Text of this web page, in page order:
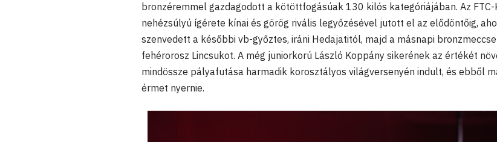
bronzéremmel gazdagodott a kötöttfogásúak 130 kilós kategóriájában. Az FTC-
nehézsúlyú ígérete kínai és görög rivális legyőzésével jutott el az elődöntőig,
szenvedett a későbbi vb-győztes, iráni Hedajatitól, majd a másnapi
fehérorosz Lincsukot. A még juniorkorú László Koppány sikerének az értékét
mindössze pályafutása harmadik korosztályos világversenyén indult, és ebből
érmet nyernie.